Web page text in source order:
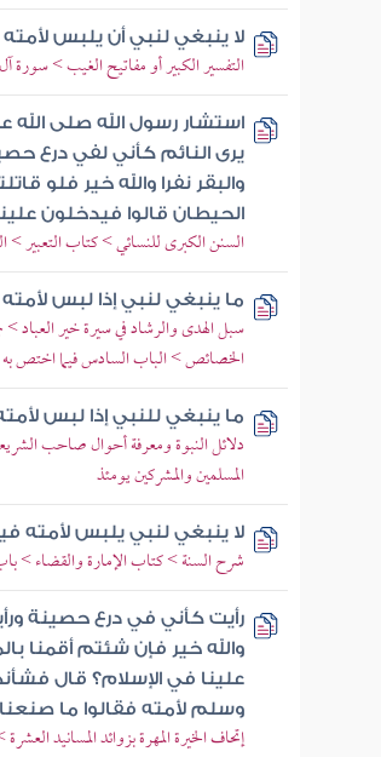
لا ينبغي لنبي أن يلبس
التفسير الكبير أو مفاتيح الغيب >
استشار رسول الله صلى الله
يرى النائم كأني لفي درع
والبقر نفرا والله خير
الحيطان قالوا فيدخلون
السنن الكبرى للنسائي > كتاب التعبير >
ما ينبغي لنبي إذا لبس
سبل الهدى والرشاد في سيرة خير العباد
الخصائص > الباب السادس فيما اختص
ما ينبغي للنبي إذا لبس
دلائل النبوة ومعرفة أحوال صاحب
المسلمين والمشركين يومئذ
لا ينبغي لنبي يلبس لأمته
شرح السنة > كتاب الإمارة والقضاء >
رأيت كأني في درع حصينة
والله خير فإن شئتم أقمنا
علينا في الإسلام؟ قال
وسلم لأمته فقالوا ما
إتحاف الخيرة المهرة بزوائد المسانيد